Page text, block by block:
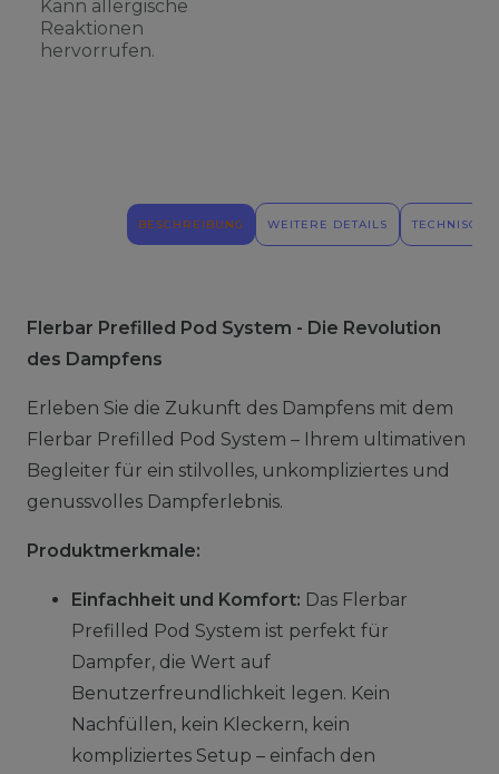
Kann allergische
Reaktionen
hervorrufen.
BESCHREIBUNG WEITERE DETAILS
Flerbar Prefilled Pod System - Die Revolution
des Dampfens
Erleben Sie die Zukunft des Dampfens mit dem
Flerbar Prefilled Pod System – Ihrem ultimativen
Begleiter für ein stilvolles, unkompliziertes und
genussvolles Dampferlebnis.
Produktmerkmale:
Einfachheit und Komfort: Das Flerbar
Prefilled Pod System ist perfekt für
Dampfer, die Wert auf
Benutzerfreundlichkeit legen. Kein
Nachfüllen, kein Kleckern, kein
kompliziertes Setup – einfach den